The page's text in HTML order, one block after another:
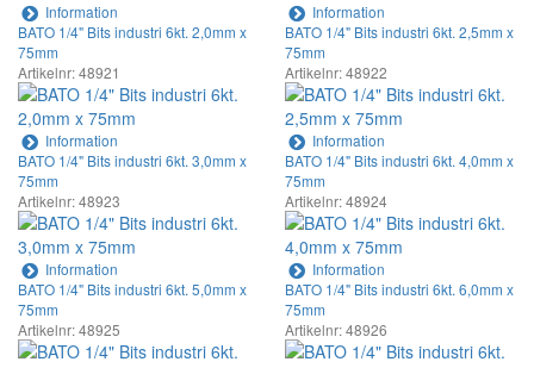
Information
Information
BATO 1/4" Bits industri 6kt. 2,0mm x
75mm
Artikelnr: 48921
Information
BATO 1/4" Bits industri 6kt. 2,5mm x
75mm
Artikelnr: 48922
Information
BATO 1/4" Bits industri 6kt. 3,0mm x
75mm
Artikelnr: 48923
Information
BATO 1/4" Bits industri 6kt. 4,0mm x
75mm
Artikelnr: 48924
Information
BATO 1/4" Bits industri 6kt. 5,0mm x
75mm
Artikelnr: 48925
BATO 1/4" Bits industri 6kt. 6,0mm x
75mm
Artikelnr: 48926